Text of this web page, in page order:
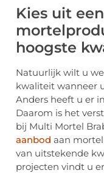
Kies uit
hoogste
Natuurlijk wilt u
kwaliteit wanneer
Anders heeft u er
Daarom is het
bij Multi Mortel
aanbod aan
van uitstekende
projecten vindt u